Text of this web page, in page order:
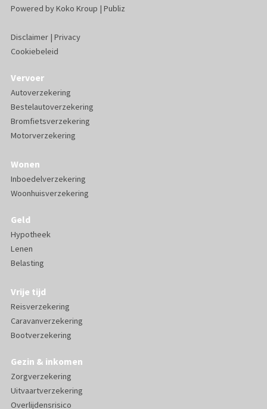
Powered byKoko Kroup | Publiz
Disclaimer| Privacy
Cookiebeleid
Vervoer
Autoverzekering
Bestelautoverzekering
Bromfietsverzekering
Motorverzekering
Wonen
Inboedelverzekering
Woonhuisverzekering
Geld
Hypotheek
Lenen
Belasting
Vrije tijd
Reisverzekering
Caravanverzekering
Bootverzekering
Gezin & inkomen
Zorgverzekering
Uitvaartverzekering
Overlijdensrisico